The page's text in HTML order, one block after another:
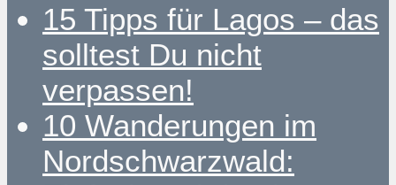
15 Tipps für Lagos – das
solltest Du nicht
verpassen!
10 Wanderungen im
Nordschwarzwald: